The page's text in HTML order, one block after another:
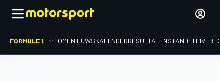
FORMULE 1 HOMENIEUWSKALENDERRESULTATENSTANDF1